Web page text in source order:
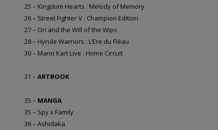
25 – Kingdom Hearts : Melody of Memory
26 – Street Fighter V : Champion Edition
27 – Ori and the Will of the Wips
28 – Hyrule Warriors : L’Ere du Fléau
30 – Mario Kart Live : Home Circuit
31 – ARTBOOK
35 – MANGA
35 – Spy x Family
36 – Ashidaka